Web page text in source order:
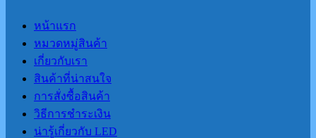
หน้าแรก
หมวดหมู่สินค้า
เกี่ยวกับเรา
สินค้าที่น่าสนใจ
การสั่งซื้อสินค้า
วิธีการชำระเงิน
น่ารู้เกี่ยวกับ LED